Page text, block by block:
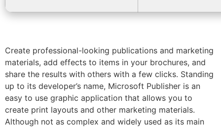
Create professional-looking publications and marketing
materials, add effects to items in your brochures, and
share the results with others with a few clicks. Standing
up to its developer’s name, Microsoft Publisher is an
easy to use graphic application that allows you to
create print layouts and other marketing materials.
Although not as complex and widely used as its main